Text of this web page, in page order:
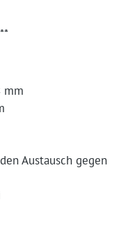
mm
Austausch gegen